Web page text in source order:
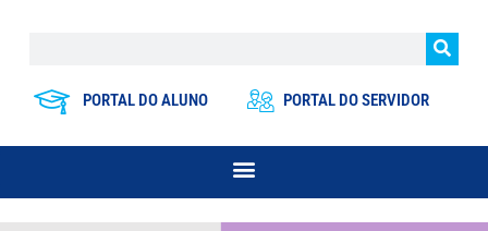
PORTAL DO ALUNO PORTAL DO SERVIDOR